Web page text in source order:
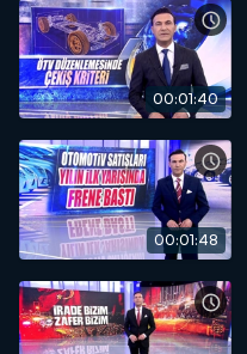
00:01:40
00:01:48